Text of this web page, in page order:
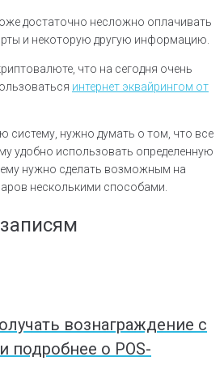
достаточно несложно оплачивать
и некоторую другую информацию.
что на сегодня очень
интернет эквайрингом от
систему, нужно думать о том, что все
удобно использовать определенную
нужно сделать возможным на
несколькими способами.
вознаграждение с
подробнее о POS-